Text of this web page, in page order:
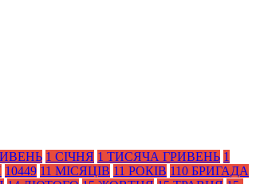
1 СІЧНЯ 1 ТИСЯЧА ГРИВЕНЬ 1
10449 11 МІСЯЦІВ 11 РОКІВ 110 БРИГАДА